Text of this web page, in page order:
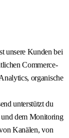
unsere Kunden bei
Commerce-
organische
unterstützt du
dem Monitoring
Kanälen, von